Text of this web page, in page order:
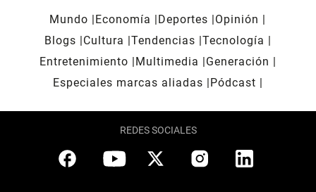
Mundo Economía Deportes
Opinión
Blogs
Cultura Tendencias Tecnología
Entretenimiento
Multimedia
Generación
Especiales marcas aliadas
Pódcast
REDES SOCIALES